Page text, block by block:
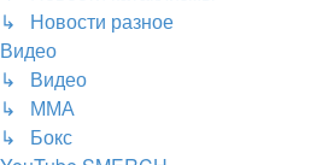
↳ Новости разное
Видео
↳ Видео
↳ ММА
↳ Бокс